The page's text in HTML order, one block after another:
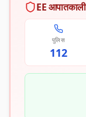
EE
पुलिस
112